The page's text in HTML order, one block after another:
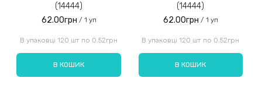
Введіть код, вказаний на зображенні:
(14444)
62.00грн / 1 уп
В упаковці 120 шт по 0.52грн
В КОШИК
(14444)
62.00грн / 1 уп
В упаковці 120 шт по 0.52грн
В КОШИК